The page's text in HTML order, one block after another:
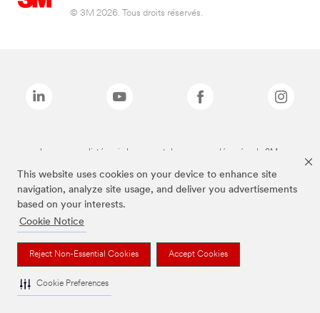
This website uses cookies on your device to enhance site
navigation, analyze site usage, and deliver you advertisements
based on your interests.
Cookie Notice
Reject Non-Essential Cookies Accept Cookies
Cookie Preferences
© 3M 2026. Tous droits réservés.
Les marques listées ci-dessus sont des marques déposées de 3M.